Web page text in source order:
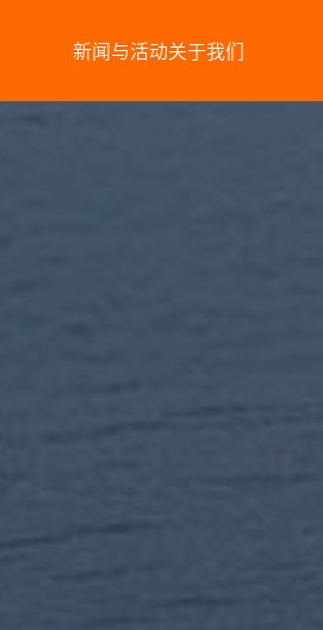
新闻与活动关于我们